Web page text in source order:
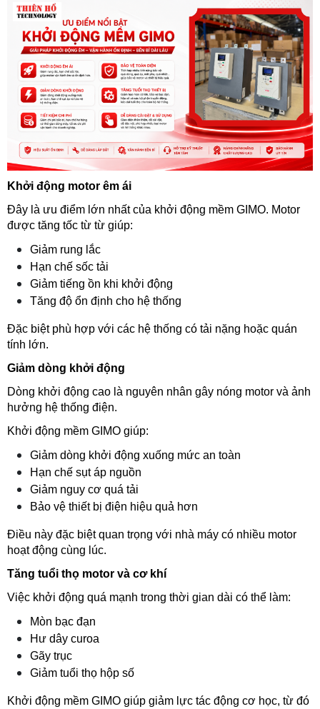
Khởi động motor êm ái
Đây là ưu điểm lớn nhất của khởi động mềm GIMO. Motor
được tăng tốc từ từ giúp:
Giảm rung lắc
Hạn chế sốc tải
Giảm tiếng ồn khi khởi động
Tăng độ ổn định cho hệ thống
Đặc biệt phù hợp với các hệ thống có tải nặng hoặc quán
tính lớn.
Giảm dòng khởi động
Dòng khởi động cao là nguyên nhân gây nóng motor và ảnh
hưởng hệ thống điện.
Khởi động mềm GIMO giúp:
Giảm dòng khởi động xuống mức an toàn
Hạn chế sụt áp nguồn
Giảm nguy cơ quá tải
Bảo vệ thiết bị điện hiệu quả hơn
Điều này đặc biệt quan trọng với nhà máy có nhiều motor
hoạt động cùng lúc.
Tăng tuổi thọ motor và cơ khí
Việc khởi động quá mạnh trong thời gian dài có thể làm:
Mòn bạc đạn
Hư dây curoa
Gãy trục
Giảm tuổi thọ hộp số
Khởi động mềm GIMO giúp giảm lực tác động cơ học, từ đó